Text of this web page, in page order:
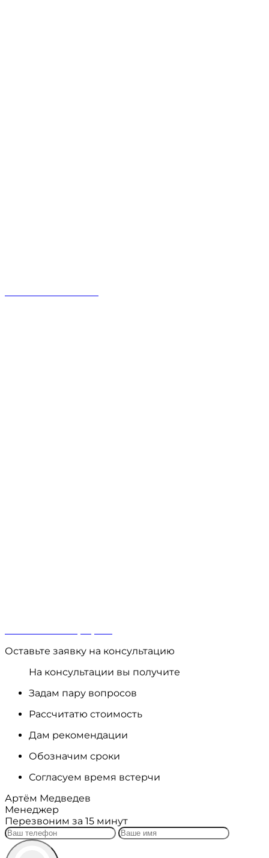
Оставьте заявку на консультацию
На консультации вы получите
Задам пару вопросов
Рассчитатю стоимость
Дам рекомендации
Обозначим сроки
Согласуем время встерчи
Артём Медведев
Менеджер
Перезвоним за 15 минут